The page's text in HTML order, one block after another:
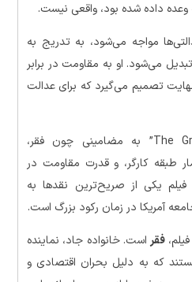
وعده داده شده بود، واقعی نیست.
مواجه می‌شود، به تدریج به
می‌شود. او به مقاومت در برابر
تصمیم می‌گیرد که برای عدالت
فیلم “The Grapes of Wrath” به مضامینی چون فقر،
طبقه کارگر، و قدرت مقاومت در
فیلم یکی از صریح‌ترین نقدها به
آمریکا در زمان رکود بزرگ است.
فقراست. خانواده جاد، نماینده
که به دلیل بحران اقتصادی و